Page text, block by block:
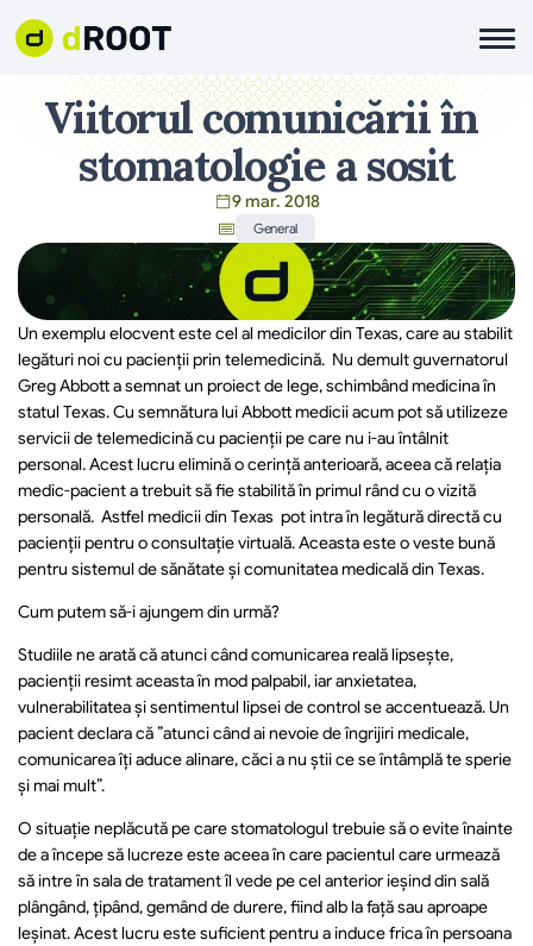
Viitorul comunicării în
stomatologie a sosit
9 mar. 2018
General
Un exemplu elocvent este cel al medicilor din Texas, care au stabilit
legături noi cu pacienții prin telemedicină.  Nu demult guvernatorul
Greg Abbott a semnat un proiect de lege, schimbând medicina în
statul Texas. Cu semnătura lui Abbott medicii acum pot să utilizeze
servicii de telemedicină cu pacienții pe care nu i-au întâlnit
personal. Acest lucru elimină o cerință anterioară, aceea că relația
medic-pacient a trebuit să fie stabilită în primul rând cu o vizită
personală.  Astfel medicii din Texas  pot intra în legătură directă cu
pacienţii pentru o consultaţie virtuală. Aceasta este o veste bună
pentru sistemul de sănătate și comunitatea medicală din Texas.
Cum putem să-i ajungem din urmă?
Studiile ne arată că atunci când comunicarea reală lipsește,
pacienții resimt aceasta în mod palpabil, iar anxietatea,
vulnerabilitatea și sentimentul lipsei de control se accentuează. Un
pacient declara că ”atunci când ai nevoie de îngrijiri medicale,
comunicarea îți aduce alinare, căci a nu știi ce se întâmplă te sperie
și mai mult”.
O situație neplăcută pe care stomatologul trebuie să o evite înainte
de a începe să lucreze este aceea în care pacientul care urmează
să intre în sala de tratament îl vede pe cel anterior ieșind din sală
plângând, țipând, gemând de durere, fiind alb la față sau aproape
leșinat. Acest lucru este suficient pentru a induce frica în persoana